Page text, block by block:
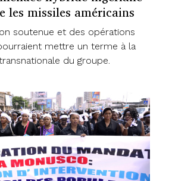
les missiles américains
soutenue et des opérations
mettre un terme à la
du groupe.